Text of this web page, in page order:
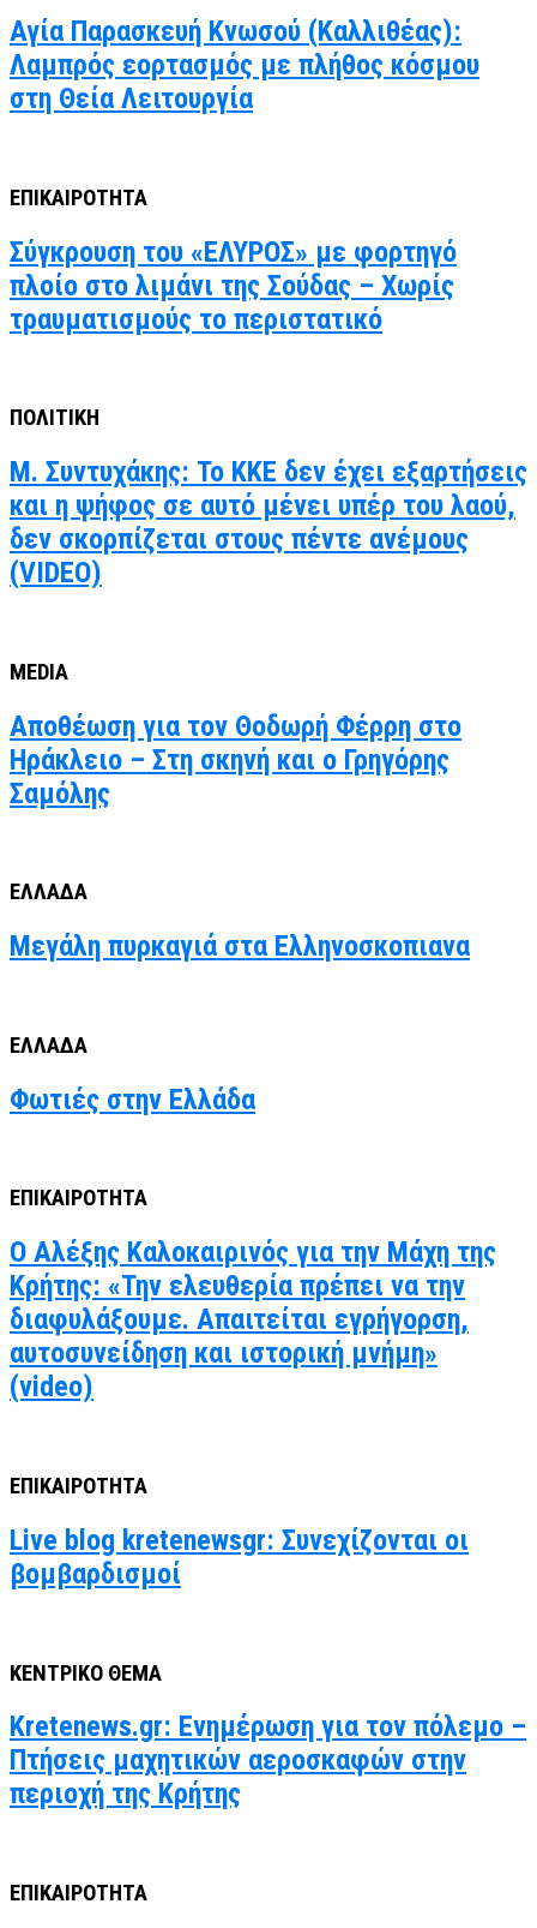
Αγία Παρασκευή Κνωσού (Καλλιθέας):
Λαμπρός εορτασμός με πλήθος κόσμου
στη Θεία Λειτουργία
ΕΠΙΚΑΙΡΟΤΗΤΑ
Σύγκρουση του «ΕΛΥΡΟΣ» με φορτηγό
πλοίο στο λιμάνι της Σούδας – Χωρίς
τραυματισμούς το περιστατικό
ΠΟΛΙΤΙΚΗ
Μ. Συντυχάκης: Το ΚΚΕ δεν έχει εξαρτήσεις
και η ψήφος σε αυτό μένει υπέρ του λαού,
δεν σκορπίζεται στους πέντε ανέμους
(VIDEO)
MEDIA
Αποθέωση για τον Θοδωρή Φέρρη στο
Ηράκλειο – Στη σκηνή και ο Γρηγόρης
Σαμόλης
ΕΛΛΑΔΑ
Μεγάλη πυρκαγιά στα Ελληνοσκοπιανα
ΕΛΛΑΔΑ
Φωτιές στην Ελλάδα
ΕΠΙΚΑΙΡΟΤΗΤΑ
Ο Αλέξης Καλοκαιρινός για την Μάχη της
Κρήτης: «Την ελευθερία πρέπει να την
διαφυλάξουμε. Απαιτείται εγρήγορση,
αυτοσυνείδηση και ιστορική μνήμη»
(video)
ΕΠΙΚΑΙΡΟΤΗΤΑ
Live blog kretenewsgr: Συνεχίζονται οι
βομβαρδισμοί
ΚΕΝΤΡΙΚΟ ΘΕΜΑ
Kretenews.gr: Ενημέρωση για τον πόλεμο –
Πτήσεις μαχητικών αεροσκαφών στην
περιοχή της Κρήτης
ΕΠΙΚΑΙΡΟΤΗΤΑ